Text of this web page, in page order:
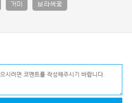
거미 보라색꽃